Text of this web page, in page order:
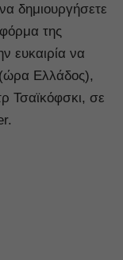
δημιουργήσετε
της
ευκαιρία να
Ελλάδος),
Τσαϊκόφσκι, σε